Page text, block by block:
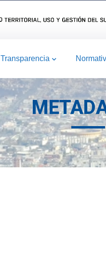
Transparencia